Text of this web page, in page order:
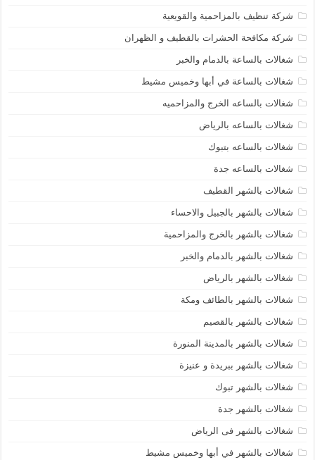
شركة تنظيف بالمزاحمية والقويعية
شركة مكافحة الحشرات بالقطيف و الظهران
شغالات بالساعة بالدمام والخبر
شغالات بالساعة في أبها وخميس مشيط
شغالات بالساعه الخرج والمزاحميه
شغالات بالساعه بالرياض
شغالات بالساعه بتبوك
شغالات بالساعه جدة
شغالات بالشهر القطيف
شغالات بالشهر بالجبيل والاحساء
شغالات بالشهر بالخرج والمزاحمية
شغالات بالشهر بالدمام والخبر
شغالات بالشهر بالرياض
شغالات بالشهر بالطائف ومكة
شغالات بالشهر بالقصيم
شغالات بالشهر بالمدينة المنورة
شغالات بالشهر ببريدة و عنيزة
شغالات بالشهر تبوك
شغالات بالشهر جدة
شغالات بالشهر فى الرياض
شغالات بالشهر في أبها وخميس مشيط